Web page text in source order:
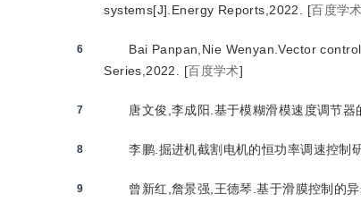
systems[J].Energy Reports,2022.
[百度学术
6
Bai Panpan,Nie Wenyan.Vector
Series,2022.
[百度学术]
7 唐文俊,李成阳.基于模糊滑模速度调节
8 李鹏.掘进机截割电机的恒功率调速控制
9 曾新红,詹景强,王德琴.基于滑膜控制的